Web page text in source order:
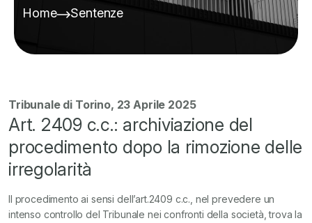
Home Sentenze
Tribunale di Torino, 23 Aprile 2025
Art. 2409 c.c.: archiviazione del
procedimento dopo la rimozione delle
irregolarità
Il procedimento ai sensi dell’art.2409 c.c., nel prevedere un
intenso controllo del Tribunale nei confronti della società, trova la